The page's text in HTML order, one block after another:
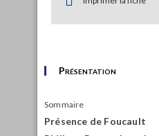
Présentation
Sommaire
Présence de Foucault